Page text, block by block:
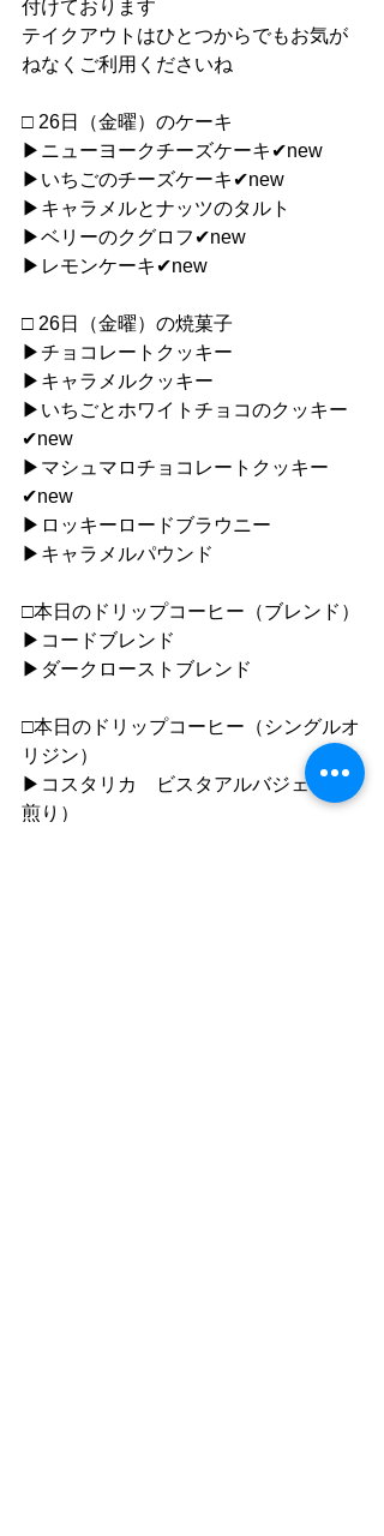
付けております
テイクアウトはひとつからでもお気が
ねなくご利用くださいね
□ 26日（金曜）のケーキ
▶︎ニューヨークチーズケーキ✔︎new
▶︎いちごのチーズケーキ✔︎new
▶︎キャラメルとナッツのタルト
▶︎ベリーのクグロフ✔︎new
▶︎レモンケーキ✔︎new
□ 26日（金曜）の焼菓子
▶︎チョコレートクッキー
▶︎キャラメルクッキー
▶︎いちごとホワイトチョコのクッキー
✔︎new
▶︎マシュマロチョコレートクッキー
✔︎new
▶︎ロッキーロードブラウニー
▶︎キャラメルパウンド
□本日のドリップコーヒー（ブレンド）
▶︎コードブレンド
▶︎ダークローストブレンド
□本日のドリップコーヒー（シングルオ
リジン）
▶︎コスタリカ　ビスタアルバジェ（中
煎り）